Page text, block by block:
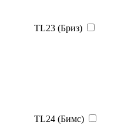
TL23 (Бриз)
TL24 (Бимс)